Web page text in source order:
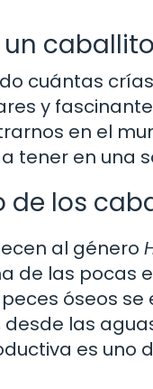
cuántas
y
en el
tener en una
de los
al género
de las pocas
óseos
las
es uno